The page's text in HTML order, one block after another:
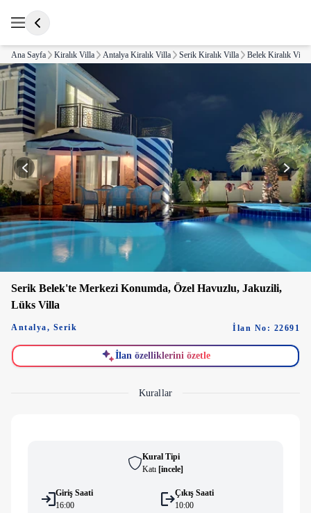
Ana Sayfa Kiralık Villa Antalya Kiralık Villa Serik Kiralık Villa Belek Kiralık Villa
Serik Belek'te Merkezi Konumda, Özel Havuzlu, Jakuzili,
Lüks Villa
Antalya, Serik İlan No: 22691
İlan özelliklerini özetle
Kurallar
Kural Tipi
Katı [i̇ncele]
Giriş Saati
16:00
Çıkış Saati
10:00